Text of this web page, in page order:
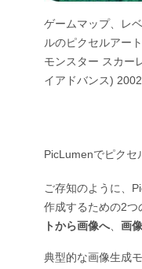
ゲームマップ、レ
ルのピクセルアー
モンスター スカー
イアドバンス)
PicLumenでピクセ
ご存知のように、
作成するための2つ
トから画像へ
画
典型的な画像生成